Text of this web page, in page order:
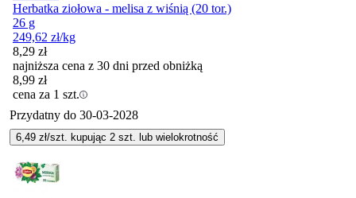
Herbatka ziołowa - melisa z wiśnią (20 tor.)
26 g
249,62 zł/kg
8,29 zł
najniższa cena z 30 dni przed obniżką
8,99 zł
cena za 1 szt.
Przydatny do 30-03-2028
6,49 zł/szt. kupując 2 szt. lub wielokrotność